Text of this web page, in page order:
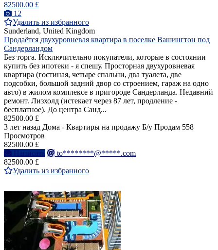
82500.00 £
12
Удалить из избранного
Sunderland, United Kingdom
Продаётся двухуровневая квартира в поселке Вашингтон под
Сандерландом
Без торга. Исключительно покупатели, которые в состоянии
купить без ипотеки - я спешу. Просторная двухуровневая
квартира (гостиная, четыре спальни, два туалета, две
подсобки, большой задний двор со строением, гараж на одно
авто) в жилом комплексе в пригороде Сандерланда. Недавний
ремонт. Лизхолд (истекает через 87 лет, продление -
бесплатное). До центра Санд...
82500.00 £
3 лет назад Дома - Квартиры на продажу Б/у Продам 558
Просмотров
82500.00 £
Написать
to********@*****.com
82500.00 £
Удалить из избранного